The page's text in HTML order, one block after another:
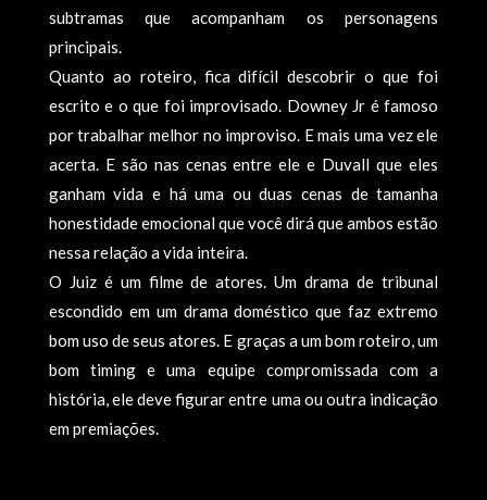
subtramas que acompanham os personagens
principais.
Quanto ao roteiro, fica difícil descobrir o que foi
escrito e o que foi improvisado. Downey Jr é famoso
por trabalhar melhor no improviso. E mais uma vez ele
acerta. E são nas cenas entre ele e Duvall que eles
ganham vida e há uma ou duas cenas de tamanha
honestidade emocional que você dirá que ambos estão
nessa relação a vida inteira.
O Juiz é um filme de atores. Um drama de tribunal
escondido em um drama doméstico que faz extremo
bom uso de seus atores. E graças a um bom roteiro, um
bom timing e uma equipe compromissada com a
história, ele deve figurar entre uma ou outra indicação
em premiações.